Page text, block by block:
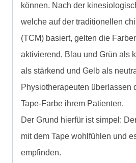
können. Nach der
welche auf der traditionellen
(TCM) basiert, gelten die
aktivierend, Blau und Grün als
als stärkend und Gelb als
Physiotherapeuten überlassen
Tape-Farbe ihrem Patienten.
Der Grund hierfür ist simpel:
mit dem Tape wohlfühlen und
empfinden.